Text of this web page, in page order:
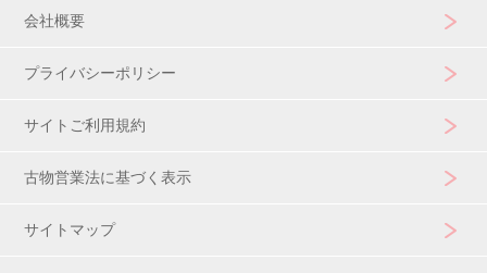
会社概要
プライバシーポリシー
サイトご利用規約
古物営業法に基づく表示
サイトマップ